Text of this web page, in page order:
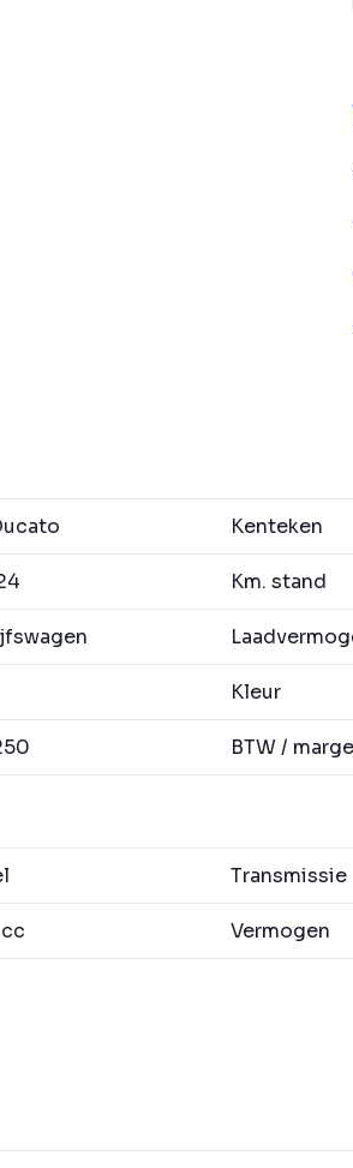
Kenteken
Km. stand
Kleur
BTW / marge
Transmissie
Vermogen